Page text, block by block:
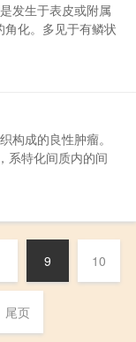
发生于表皮或附属
化。多见于有鳞状
构成的良性肿瘤。
系特化间质内的间
9 10
尾页